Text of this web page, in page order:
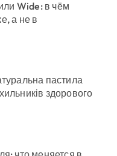
Wide: в чём
а не в
пастила
здорового